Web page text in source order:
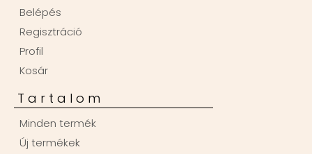
Belépés
Regisztráció
Profil
Kosár
Tartalom
Minden termék
Új termékek